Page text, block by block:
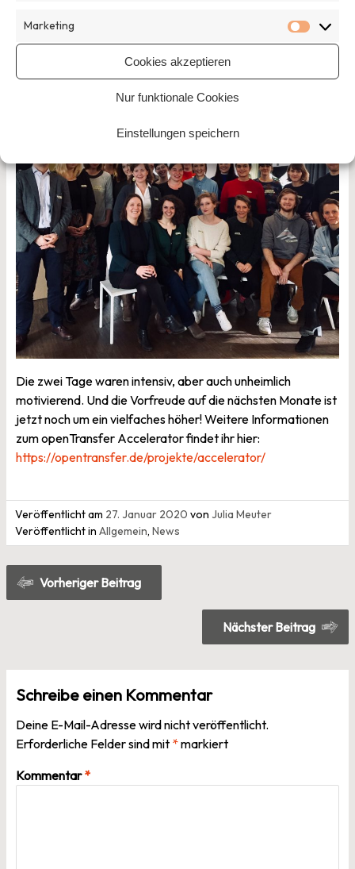
Marketing
Cookies akzeptieren
Nur funktionale Cookies
Einstellungen speichern
Die zwei Tage waren intensiv, aber auch unheimlich
motivierend. Und die Vorfreude auf die nächsten Monate ist
jetzt noch um ein vielfaches höher! Weitere Informationen
zum openTransfer Accelerator findet ihr hier:
https://opentransfer.de/projekte/accelerator/
Veröffentlicht am 27. Januar 2020 von Julia Meuter
Veröffentlicht in Allgemein, News
Beitragsnavigation
Vorheriger Beitrag
Nächster Beitrag
Schreibe einen Kommentar
Deine E-Mail-Adresse wird nicht veröffentlicht.
Erforderliche Felder sind mit *markiert
Kommentar*